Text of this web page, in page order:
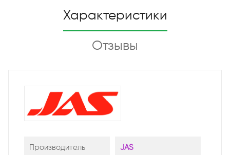
Характеристики
Отзывы
Производитель JAS